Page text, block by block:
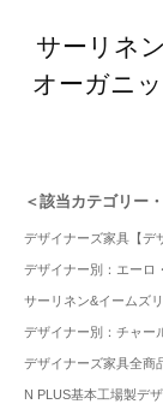
サーリネ
オーガニ
＜該当カテゴリー
デザイナーズ家具【デ
デザイナー別：エーロ
サーリネン&イームズ
デザイナー別：チャー
デザイナーズ家具全商
N PLUS基本工場製デ